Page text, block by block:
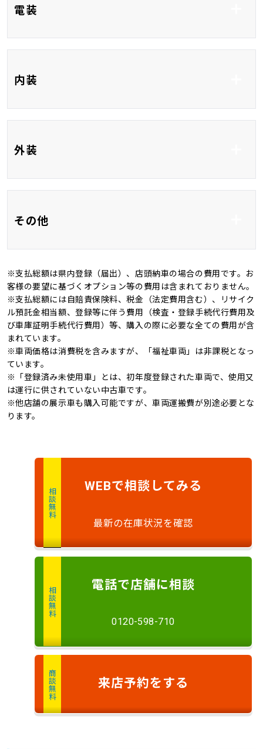
電装
Bluetooth接続 USB入力端子
内装
外装
ンチ
ＨＩＤ
オートマチックハイビ
ーム
オートライト
その他
新品タイヤ ワンオーナー
記録簿 4WD
※支払総額は県内登録（届出）、店頭納車の場合の費用です。お
客様の要望に基づくオプション等の費用は含まれておりません。
※支払総額には自賠責保険料、税金（法定費用含む）、リサイク
ル預託金相当額、登録等に伴う費用（検査・登録手続代行費用及
び車庫証明手続代行費用）等、購入の際に必要な全ての費用が含
まれています。
※車両価格は消費税を含みますが、「福祉車両」は非課税となっ
ています。
※「登録済み未使用車」とは、初年度登録された車両で、使用又
は運行に供されていない中古車です。
※他店舗の展示車も購入可能ですが、車両運搬費が別途必要とな
ります。
相談無料
WEBで相談 してみる
最新の在庫状況を確認
相談無料
電話で店舗に相談
0120-598-710
商談無料 来店予約をする